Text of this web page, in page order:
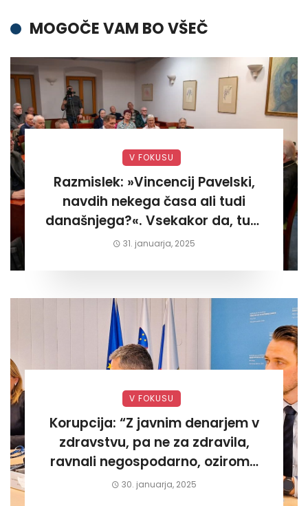
MOGOČE VAM BO VŠEČ
V FOKUSU
Razmislek: »Vincencij Pavelski,
navdih nekega časa ali tudi
današnjega?«. Vsekakor da, tudi
današnjega«
31. januarja, 2025
V FOKUSU
Korupcija: “Z javnim denarjem v
zdravstvu, pa ne za zdravila,
ravnali negospodarno, oziroma
za lastni žep. Tokrat na Žalskem«
30. januarja, 2025